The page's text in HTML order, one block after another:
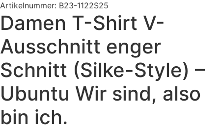
Artikelnummer: B23-1122S25
Damen T-Shirt V-
Ausschnitt enger
Schnitt (Silke-Style) –
Ubuntu Wir sind, also
bin ich.